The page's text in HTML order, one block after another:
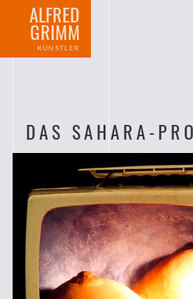
ALFRED
GRIMM
KÜNSTLER
DAS SAHARA-